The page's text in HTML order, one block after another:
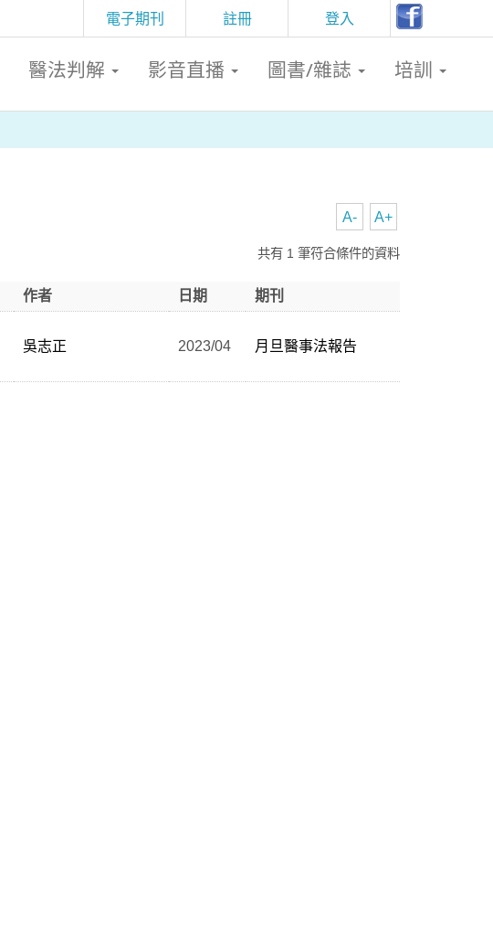
註冊 登入
電子期刊
醫法判解 影音直播 圖書/雜誌 培訓
A+
A-
共有 1 筆符合條件的資料
作者 日期 期刊
吳志正 2023/04 月旦醫事法報告